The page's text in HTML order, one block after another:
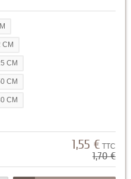
CM
CM
CM
CM
1,55 € TTC
1,70 €